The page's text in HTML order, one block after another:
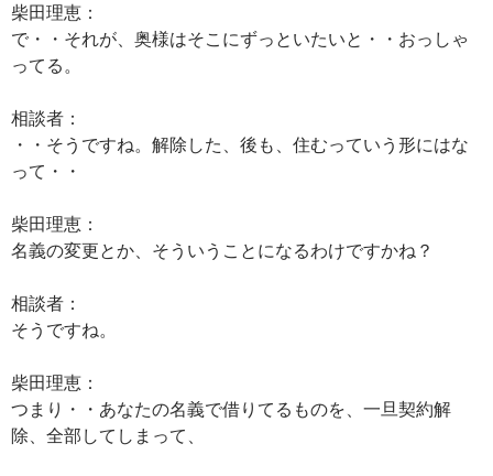
柴田理恵：
で・・それが、奥様はそこにずっといたいと・・おっしゃ
ってる。
相談者：
・・そうですね。解除した、後も、住むっていう形にはな
って・・
柴田理恵：
名義の変更とか、そういうことになるわけですかね？
相談者：
そうですね。
柴田理恵：
つまり・・あなたの名義で借りてるものを、一旦契約解
除、全部してしまって、